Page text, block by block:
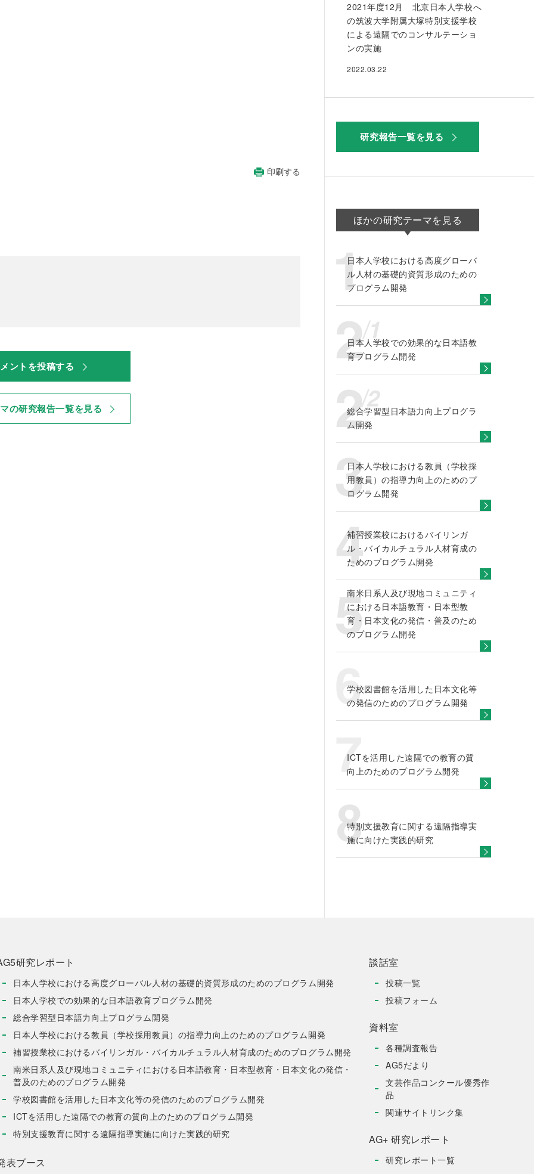
印刷する
ントを投稿する
の研究報告一覧を見る
2021年度12月 北京日本人学校へ
の筑波大学附属大塚特別支援学校
による遠隔でのコンサルテーショ
ンの実施
2022.03.22
研究報告一覧を見る
ほかの研究テーマを見る
日本人学校における高度グローバ
ル人材の基礎的資質形成のための
プログラム開発
日本人学校での効果的な日本語教
育プログラム開発
総合学習型日本語力向上プログラ
ム開発
日本人学校における教員（学校採
用教員）の指導力向上のためのプ
ログラム開発
補習授業校におけるバイリンガ
ル・バイカルチュラル人材育成の
ためのプログラム開発
南米日系人及び現地コミュニティ
における日本語教育・日本型教
育・日本文化の発信・普及のため
のプログラム開発
学校図書館を活用した日本文化等
の発信のためのプログラム開発
ICTを活用した遠隔での教育の質
向上のためのプログラム開発
特別支援教育に関する遠隔指導実
施に向けた実践的研究
研究レポート
日本人学校における高度グローバル人材の基礎的資質形成のためのプログラム開発
日本人学校での効果的な日本語教育プログラム開発
総合学習型日本語力向上プログラム開発
日本人学校における教員（学校採用教員）の指導力向上のためのプログラム開発
補習授業校におけるバイリンガル・バイカルチュラル人材育成のためのプログラム開発
南米日系人及び現地コミュニティにおける日本語教育・日本型教育・日本文化の発信・
普及のためのプログラム開発
学校図書館を活用した日本文化等の発信のためのプログラム開発
ICTを活用した遠隔での教育の質向上のためのプログラム開発
特別支援教育に関する遠隔指導実施に向けた実践的研究
表ブース
談話室
投稿一覧
投稿フォーム
資料室
各種調査報告
AG5だより
文芸作品コンクール優秀作
品
関連サイトリンク集
AG+ 研究レポート
研究レポート一覧